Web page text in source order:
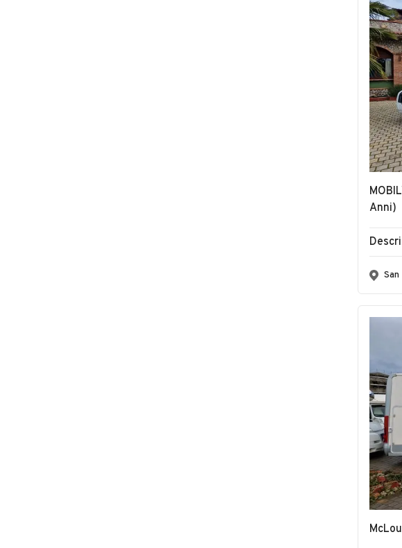
Anni)